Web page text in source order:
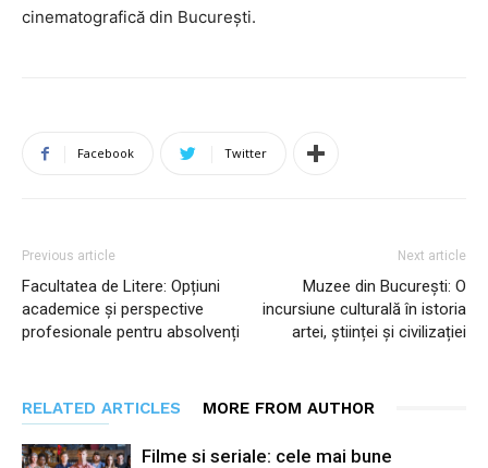
cinematografică din București.
Facebook Twitter
Previous article
Facultatea de Litere: Opțiuni
academice și perspective
profesionale pentru absolvenți
Next article
Muzee din București: O
incursiune culturală în istoria
artei, științei și civilizației
RELATED ARTICLES MORE FROM AUTHOR
Filme si seriale: cele mai bune